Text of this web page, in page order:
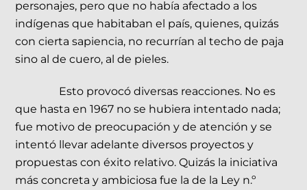
personajes, pero que no había afectado a los
indígenas que habitaban el país, quienes, quizás
con cierta sapiencia, no recurrían al techo de paja
sino al de cuero, al de pieles.
Esto provocó diversas reacciones. No es
que hasta en 1967 no se hubiera intentado nada;
fue motivo de preocupación y de atención y se
intentó llevar adelante diversos proyectos y
propuestas con éxito relativo. Quizás la iniciativa
más concreta y ambiciosa fue la de la Ley n.º